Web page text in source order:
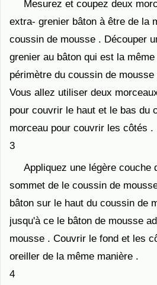
Mesurez et coupez deux
extra- grenier bâton à être de la
coussin de mousse . Découper
grenier au bâton qui est la
périmètre du coussin de
Vous allez utiliser deux
pour couvrir le haut et le bas du
morceau pour couvrir les côtés .
3
Appliquez une légère couche
sommet de le coussin de
bâton sur le haut du coussin de
jusqu'à ce le bâton de mousse
mousse . Couvrir le fond et les
oreiller de la même manière .
4